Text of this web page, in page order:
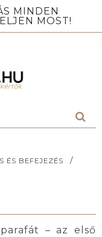
MINDEN
MOST!
ÉS BEFEJEZÉS /
– az első